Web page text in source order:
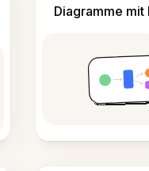
Diagramme mit